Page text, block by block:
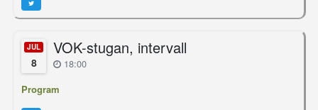
JUL
8
VOK-stugan, intervall
18:00
Program